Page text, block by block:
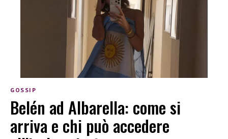
GOSSIP
Belén ad Albarella: come si
arriva e chi può accedere